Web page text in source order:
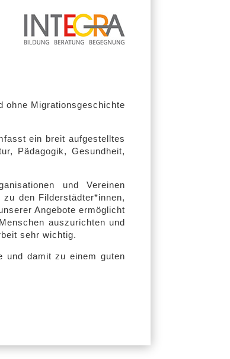
ohne Migrationsgeschichte
ein breit aufgestelltes
Pädagogik, Gesundheit,
und Vereinen
den Filderstädter*innen,
Angebote ermöglicht
auszurichten und
sehr wichtig.
und damit zu einem guten